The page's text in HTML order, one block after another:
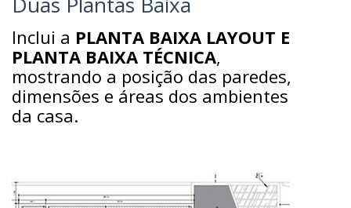
Inclui a PLANTA BAIXA LAYOUT E
PLANTA BAIXA TÉCNICA,
mostrando a posição das paredes,
dimensões e áreas dos ambientes
da casa.